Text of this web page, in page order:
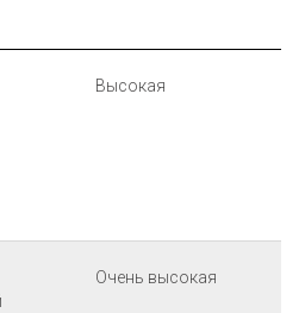
Высокая
Очень высокая